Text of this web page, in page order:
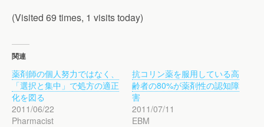
(Visited 69 times, 1 visits today)
関連
薬剤師の個人努力ではなく、
「選択と集中」で処方の適正
化を図る
2011/06/22
Pharmacist
抗コリン薬を服用している高
齢者の80%が薬剤性の認知障
害
2011/07/11
EBM